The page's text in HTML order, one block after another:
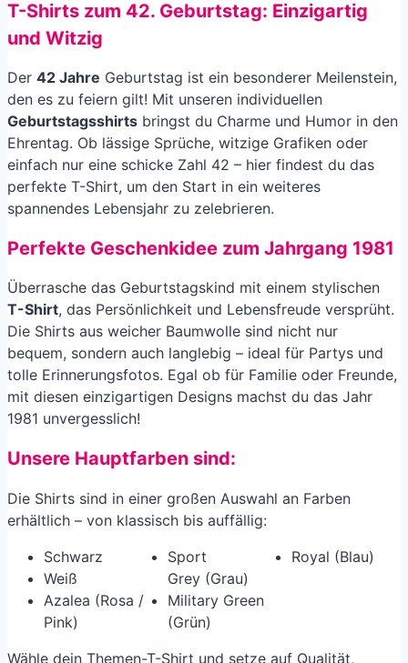
T-Shirts zum 42. Geburtstag: Einzigartig
und Witzig
Der 42 Jahre Geburtstag ist ein besonderer Meilenstein,
den es zu feiern gilt! Mit unseren individuellen
Geburtstagsshirts bringst du Charme und Humor in den
Ehrentag. Ob lässige Sprüche, witzige Grafiken oder
einfach nur eine schicke Zahl 42 – hier findest du das
perfekte T-Shirt, um den Start in ein weiteres
spannendes Lebensjahr zu zelebrieren.
Perfekte Geschenkidee zum Jahrgang 1981
Überrasche das Geburtstagskind mit einem stylischen
T-Shirt, das Persönlichkeit und Lebensfreude versprüht.
Die Shirts aus weicher Baumwolle sind nicht nur
bequem, sondern auch langlebig – ideal für Partys und
tolle Erinnerungsfotos. Egal ob für Familie oder Freunde,
mit diesen einzigartigen Designs machst du das Jahr
1981 unvergesslich!
Unsere Hauptfarben sind:
Die Shirts sind in einer großen Auswahl an Farben
erhältlich – von klassisch bis auffällig:
Schwarz
Weiß
Azalea (Rosa /
Pink)
Sport
Grey (Grau)
Military Green
(Grün)
Royal (Blau)
Wähle dein Themen-T-Shirt und setze auf Qualität,